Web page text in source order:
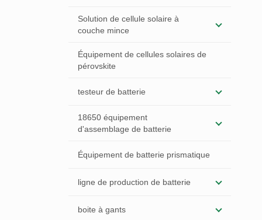
Solution de cellule solaire à
couche mince
Équipement de cellules solaires de
pérovskite
testeur de batterie
18650 équipement
d'assemblage de batterie
Équipement de batterie prismatique
ligne de production de batterie
boite à gants